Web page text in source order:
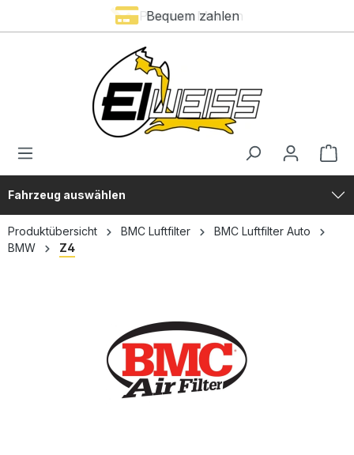
Premium Marken
Bequem zahlen
Fahrzeug auswählen
Produktübersicht BMC Luftfilter
BMC Luftfilter Auto
BMW
Z4